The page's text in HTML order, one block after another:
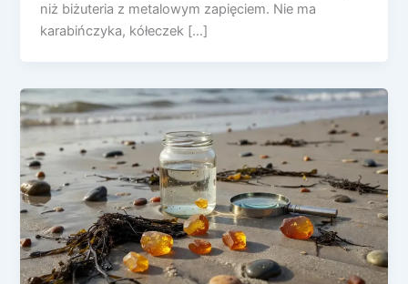
niż biżuteria z metalowym zapięciem. Nie ma
karabińczyka, kółeczek […]